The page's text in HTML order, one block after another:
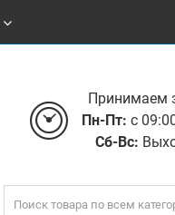
Принимаем
Пн-Пт: с
Сб-Вс: